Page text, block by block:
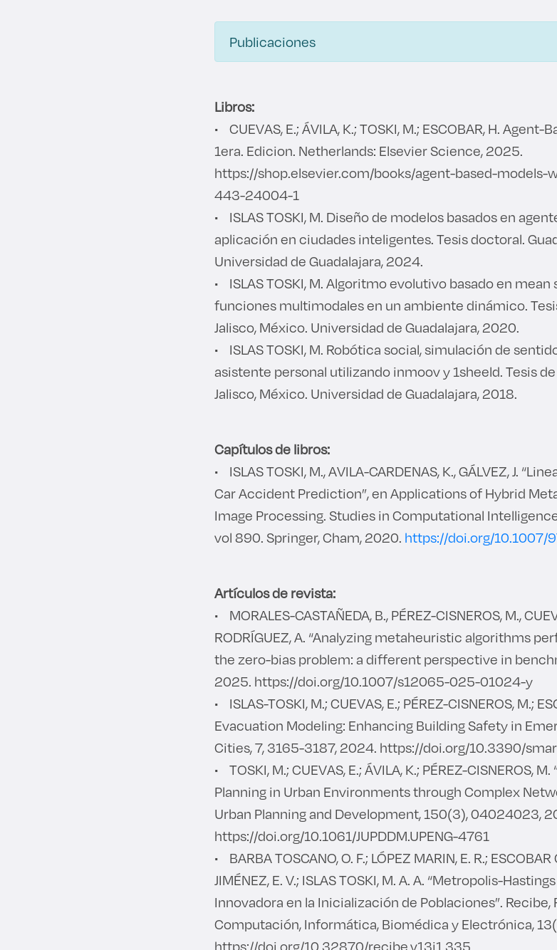
Publicaciones
Libros:
• CUEVAS, E.; ÁVILA, K.; TOSKI, M.; ESCOBAR, H.
1era. Edicion. Netherlands: Elsevier Science, 2025.
https://shop.elsevier.com/books/agent-based-
443-24004-1
• ISLAS TOSKI, M. Diseño de modelos basados en
aplicación en ciudades inteligentes. Tesis doctoral.
Universidad de Guadalajara, 2024.
• ISLAS TOSKI, M. Algoritmo evolutivo basado en
funciones multimodales en un ambiente dinámico.
Jalisco, México. Universidad de Guadalajara, 2020.
• ISLAS TOSKI, M. Robótica social, simulación de
asistente personal utilizando inmoov y 1sheeld. Tesis
Jalisco, México. Universidad de Guadalajara, 2018.
Capítulos de libros:
• ISLAS TOSKI, M., AVILA-CARDENAS, K., GÁLVEZ, J.
Car Accident Prediction”, en Applications of Hybrid
Image Processing. Studies in Computational
vol 890. Springer, Cham, 2020. https://doi.org/
Artículos de revista:
• MORALES-CASTAÑEDA, B., PÉREZ-CISNEROS, M.,
RODRÍGUEZ, A. “Analyzing metaheuristic algorithms
the zero-bias problem: a different perspective in
2025. https://doi.org/10.1007/s12065-025-01024-y
• ISLAS-TOSKI, M.; CUEVAS, E.; PÉREZ-CISNEROS, M.;
Evacuation Modeling: Enhancing Building Safety in
Cities, 7, 3165-3187, 2024. https://doi.org/10.3390/
• TOSKI, M.; CUEVAS, E.; ÁVILA, K.; PÉREZ-CISNEROS,
Planning in Urban Environments through Complex
Urban Planning and Development, 150(3), 04024023,
https://doi.org/10.1061/JUPDDM.UPENG-4761
• BARBA TOSCANO, O. F.; LÓPEZ MARIN, E. R.; ESCOBAR
JIMÉNEZ, E. V.; ISLAS TOSKI, M. A. A. “Metropolis-
Innovadora en la Inicialización de Poblaciones”.
Computación, Informática, Biomédica y Electrónica,
https://doi.org/10.32870/recibe.v13i1.335